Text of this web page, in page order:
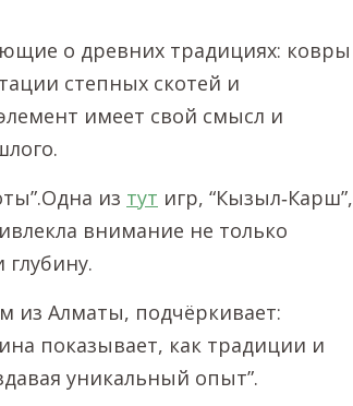
о древних традициях: ковры
степных скотей и
имеет свой смысл и
из тут игр, “Кызыл‑Карш”,
внимание не только
из Алматы, подчёркивает:
показывает, как традиции и
уникальный опыт”.